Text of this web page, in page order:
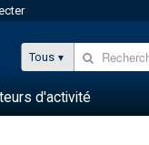
Tous
d'activité